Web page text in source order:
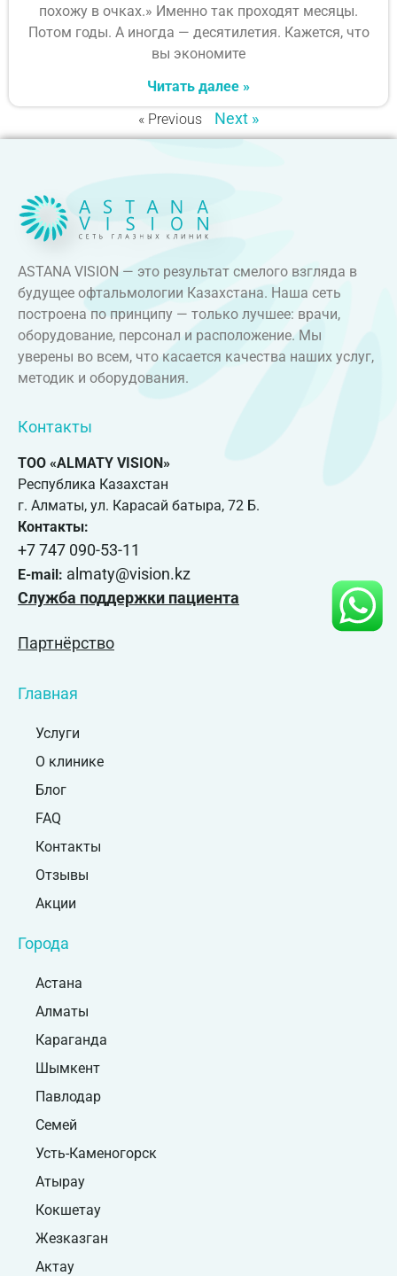
похожу в очках.» Именно так проходят месяцы.
Потом годы. А иногда — десятилетия. Кажется, что
вы экономите
Читать далее »
« Previous
Next »
ASTANA VISION — это результат смелого взгляда в
будущее офтальмологии Казахстана. Наша сеть
построена по принципу — только лучшее: врачи,
оборудование, персонал и расположение. Мы
уверены во всем, что касается качества наших услуг,
методик и оборудования.
Контакты
ТОО «ALMATY VISION»
Республика Казахстан
г. Алматы, ул. Карасай батыра, 72 Б.
Контакты:
+7 747 090-53-11
E-mail: almaty@vision.kz
Служба поддержки пациента
Партнёрство
Главная
Услуги
О клинике
Блог
FAQ
Контакты
Отзывы
Акции
Города
Астана
Алматы
Караганда
Шымкент
Павлодар
Семей
Усть-Каменогорск
Атырау
Кокшетау
Жезказган
Актау